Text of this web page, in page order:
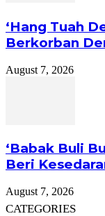
‘Hang Tuah
Berkorban
August 7, 2026
‘Babak Buli
Beri
August 7, 2026
CATEGORIES